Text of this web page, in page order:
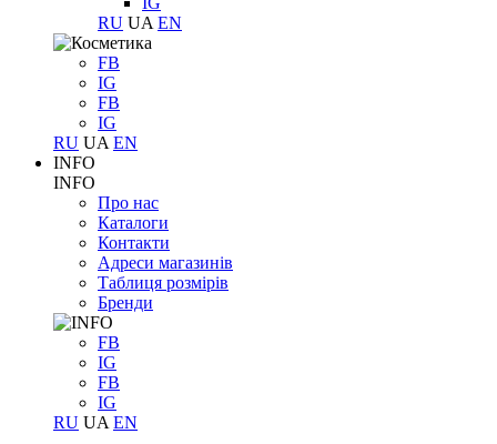
RU UA EN
FB
IG
FB
IG
RU UA EN
INFO
INFO
Про нас
Каталоги
Контакти
Адреси магазинів
Таблиця розмірів
Бренди
FB
IG
FB
IG
RU UA EN